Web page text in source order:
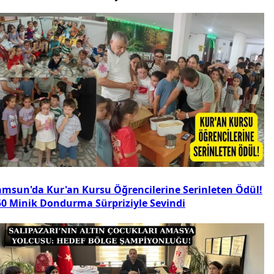
Kur'an Kursu Öğrencilerine Serinleten Ödül!
Minik Dondurma Sürpriziyle Sevindi